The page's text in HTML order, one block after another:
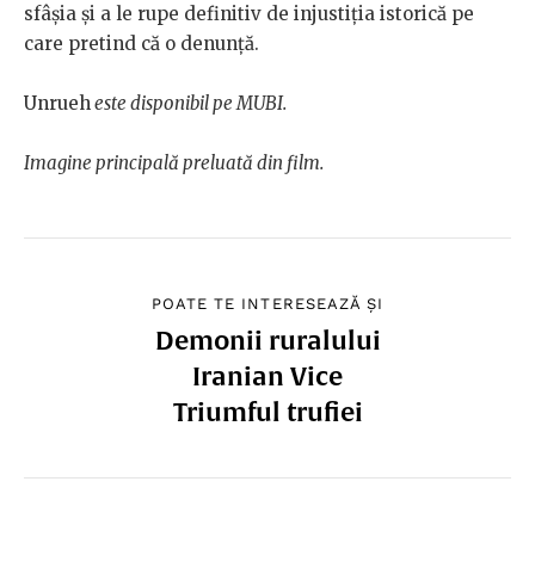
sfâșia și a le rupe definitiv de injustiția istorică pe
care pretind că o denunță.
Unrueheste disponibil pe MUBI.
Imagine principală preluată din film.
POATE TE INTERESEAZĂ ȘI
Demonii ruralului
Iranian Vice
Triumful trufiei